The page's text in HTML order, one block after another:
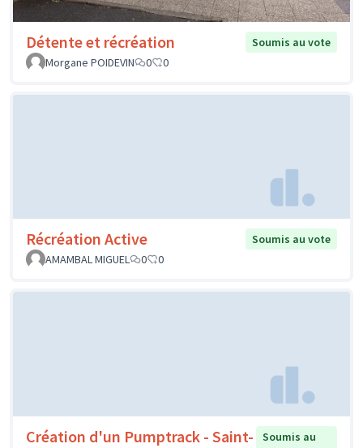
Détente et récréation
Soumis au vote
Morgane POIDEVIN
0 0
Récréation Active
Soumis au vote
AMAMBAL MIGUEL
0 0
Création d'un Pumptrack - Saint-
Soumis au